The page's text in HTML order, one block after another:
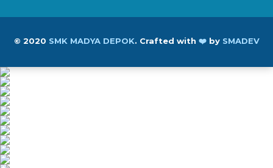
© 2020 SMK MADYA DEPOK. Crafted with ❤️by SMADEV